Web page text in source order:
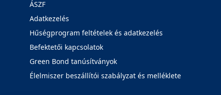
ÁSZF
Adatkezelés
Hűségprogram feltételek és adatkezelés
Befektetői kapcsolatok
Green Bond tanúsítványok
Élelmiszer beszállítói szabályzat és melléklete